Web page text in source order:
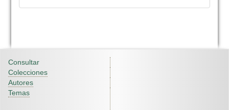
Consultar
Colecciones
Autores
Temas